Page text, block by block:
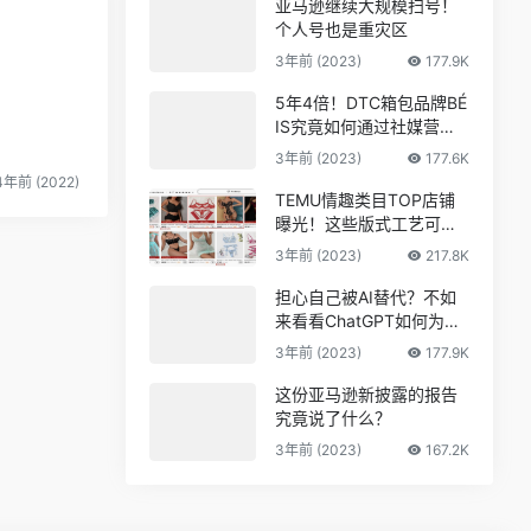
前 (2022)
亚马逊继续大规模扫号！
个人号也是重灾区
3年前 (2023) 177.9K
5年4倍！DTC箱包品牌BÉ
IS究竟如何通过社媒营销
收获逆势上涨！
3年前 (2023) 177.6K
TEMU情趣类目TOP店铺
曝光！这些版式工艺可能
爆
3年前 (2023) 217.8K
担心自己被AI替代？不如
来看看ChatGPT如何为亚
马逊人所用
3年前 (2023) 177.9K
这份亚马逊新披露的报告
究竟说了什么？
3年前 (2023) 167.2K